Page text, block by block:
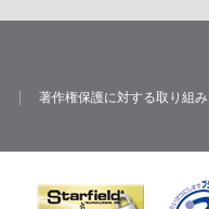
著作権保護に対する取り組み